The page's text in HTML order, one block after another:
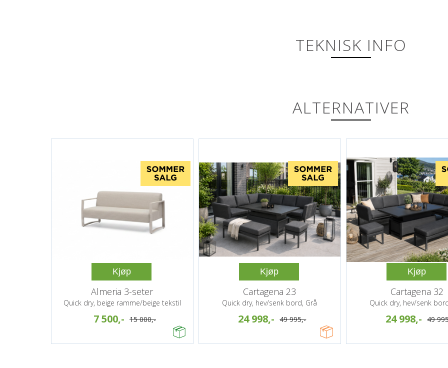
TEKNISK INFO
ALTERNATIVER
Kjøp
Almeria 3-seter
Quick dry, beige ramme/beige tekstil
7 500,- 15 000,-
Kjøp
Cartagena 23
Quick dry, hev/senk bord, Grå
24 998,- 49 995,-
Kjøp
Cartagena 32
Quick dry, hev/senk
24 998,- 49